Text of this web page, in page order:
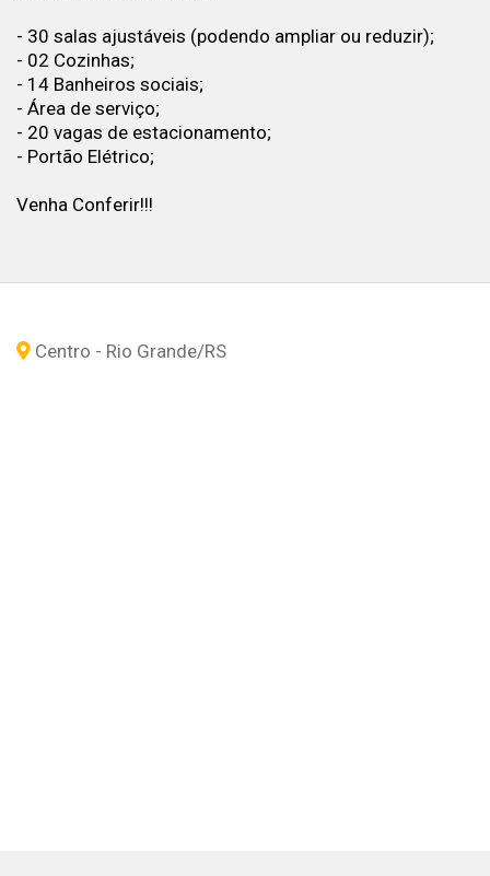
- 30 salas ajustáveis (podendo ampliar ou reduzir);
- 02 Cozinhas;
- 14 Banheiros sociais;
- Área de serviço;
- 20 vagas de estacionamento;
- Portão Elétrico;
Venha Conferir!!!
Centro - Rio Grande/RS